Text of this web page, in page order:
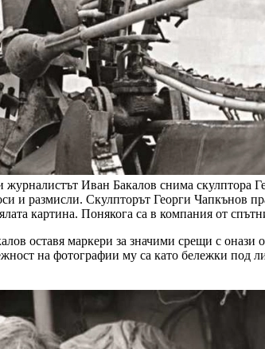
Иван Бакалов снима скулптора
и размисли. Скулпторът Георги Чапкънов
картина. Понякога са в компания от
оставя маркери за значими срещи с
на фотографии му са като бележки под